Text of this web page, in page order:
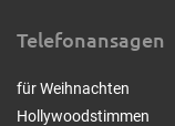
Telefonansagen
für Weihnachten
Hollywoodstimmen